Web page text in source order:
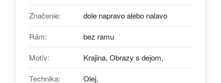
Značenie: dole napravo alebo nalavo
Rám: bez ramu
Motív: Krajina, Obrazy s dejom,
Technika: Olej,